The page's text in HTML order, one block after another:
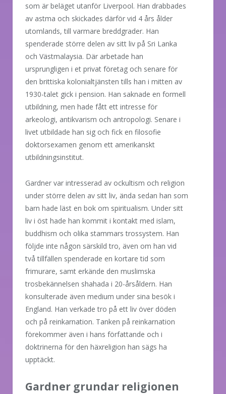
som är beläget utanför Liverpool. Han drabbades
av astma och skickades därför vid 4 års ålder
utomlands, till varmare breddgrader. Han
spenderade större delen av sitt liv på Sri Lanka
och Västmalaysia. Där arbetade han
ursprungligen i et privat företag och senare för
den brittiska kolonialtjänsten tills han i mitten av
1930-talet gick i pension. Han saknade en formell
utbildning, men hade fått ett intresse för
arkeologi, antikvarism och antropologi. Senare i
livet utbildade han sig och fick en filosofie
doktorsexamen genom ett amerikanskt
utbildningsinstitut.
Gardner var intresserad av ockultism och religion
under större delen av sitt liv, ända sedan han som
barn hade läst en bok om spiritualism. Under sitt
liv i öst hade han kommit i kontakt med islam,
buddhism och olika stammars trossystem. Han
följde inte någon särskild tro, även om han vid
två tillfällen spenderade en kortare tid som
frimurare, samt erkände den muslimska
trosbekännelsen shahada i 20-årsåldern. Han
konsulterade även medium under sina besök i
England. Han verkade tro på ett liv över döden
och på reinkarnation. Tanken på reinkarnation
förekommer även i hans författande och i
doktrinerna för den häxreligion han sägs ha
upptäckt.
Gardner grundar religionen